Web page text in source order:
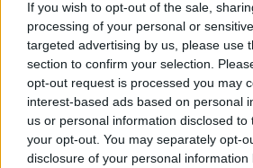
If you wish to opt-out of the sale,
processing of your personal or
targeted advertising by us, please use
section to confirm your selection.
opt-out request is processed you may
interest-based ads based on personal
us or personal information disclosed
your opt-out. You may separately opt-
disclosure of your personal